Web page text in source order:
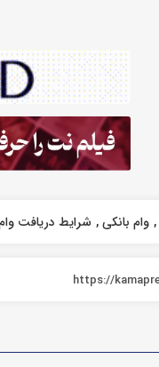
وام بانکی شرایط دریافت